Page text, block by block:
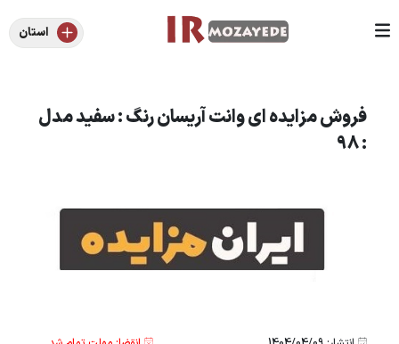
استان
فروش مزایده ای وانت آریسان رنگ : سفید مدل
: 98